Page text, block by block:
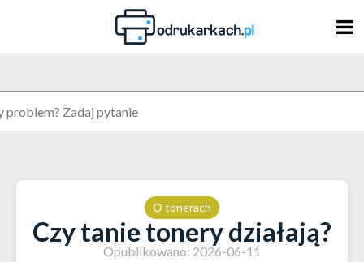
O tonerach
Czy tanie tonery działają?
Opublikowano: 2026-06-11